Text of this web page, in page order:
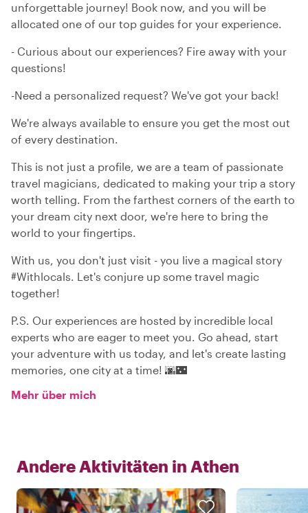
unforgettable journey! Book now, and you will be
allocated one of our top guides for your experience.
- Curious about our experiences? Fire away with your
questions!
-Need a personalized request? We've got your back!
We're always available to ensure you get the most out
of every destination.
This is not just a profile, we are a team of passionate
travel magicians, dedicated to making your trip a story
worth telling. From the farthest corners of the earth to
your dream city next door, we're here to bring the
world to your fingertips.
With us, you don't just visit - you live a magical story
#Withlocals. Let's conjure up some travel magic
together!
P.S. Our experiences are hosted by incredible local
experts who are eager to meet you. Go ahead, start
your adventure with us today, and let's create lasting
memories, one city at a time! 🌆🌃
Mehr über mich
Andere Aktivitäten in Athen